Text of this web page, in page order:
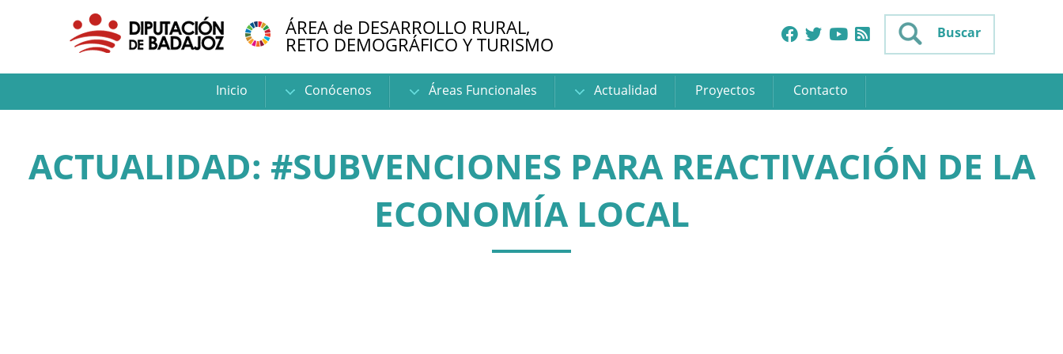
ÁREA de DESARROLLO RURAL,
RETO DEMOGRÁFICO Y TURISMO Buscar
Inicio Conócenos Áreas Funcionales Actualidad Proyectos Contacto
ACTUALIDAD: #SUBVENCIONES PARA REACTIVACIÓN DE LA
ECONOMÍA LOCAL